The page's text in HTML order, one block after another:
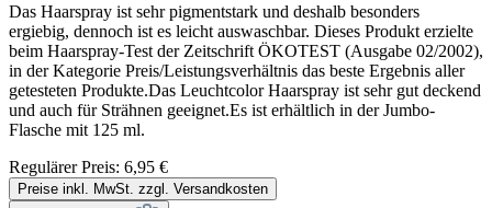
Das Haarspray ist sehr pigmentstark und deshalb besonders
ergiebig, dennoch ist es leicht auswaschbar. Dieses Produkt erzielte
beim Haarspray-Test der Zeitschrift ÖKOTEST (Ausgabe 02/2002),
in der Kategorie Preis/Leistungsverhältnis das beste Ergebnis aller
getesteten Produkte.Das Leuchtcolor Haarspray ist sehr gut deckend
und auch für Strähnen geeignet.Es ist erhältlich in der Jumbo-
Flasche mit 125 ml.
Regulärer Preis: 6,95 €
Preise inkl. MwSt. zzgl. Versandkosten